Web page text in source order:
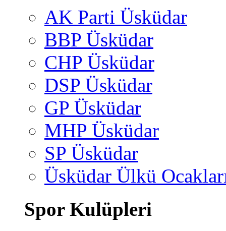
AK Parti Üsküdar
BBP Üsküdar
CHP Üsküdar
DSP Üsküdar
GP Üsküdar
MHP Üsküdar
SP Üsküdar
Üsküdar Ülkü
Spor Kulüpleri